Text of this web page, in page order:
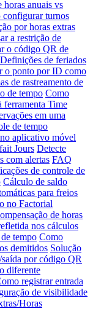
anuais vs
configurar turnos
por horas extras
a restrição de
o código QR de
Definições de feriados
o ponto por ID como
de rastreamento de
de tempo Como
ferramenta Time
em uma
de tempo
aplicativo móvel
Jours Detecte
com alertas FAQ
de controle de
Cálculo de saldo
para freios
no Factorial
de horas
nos cálculos
tempo Como
demitidos Solução
por código QR
diferente
registrar entrada
de visibilidade
Horas